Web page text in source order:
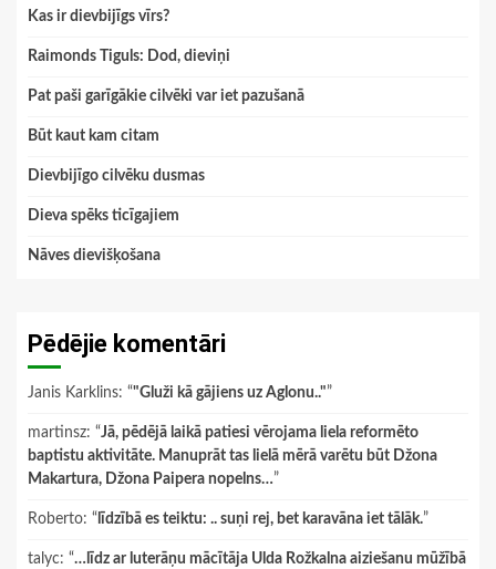
Kas ir dievbijīgs vīrs?
Raimonds Tiguls: Dod, dieviņi
Pat paši garīgākie cilvēki var iet pazušanā
Būt kaut kam citam
Dievbijīgo cilvēku dusmas
Dieva spēks ticīgajiem
Nāves dievišķošana
Pēdējie komentāri
Janis Karklins: “"Gluži kā gājiens uz Aglonu.."”
martinsz: “Jā, pēdējā laikā patiesi vērojama liela reformēto
baptistu aktivitāte. Manuprāt tas lielā mērā varētu būt Džona
Makartura, Džona Paipera nopelns…”
Roberto: “ līdzībā es teiktu: .. suņi rej, bet karavāna iet tālāk.”
talyc: “…līdz ar luterāņu mācītāja Ulda Rožkalna aiziešanu mūžībā